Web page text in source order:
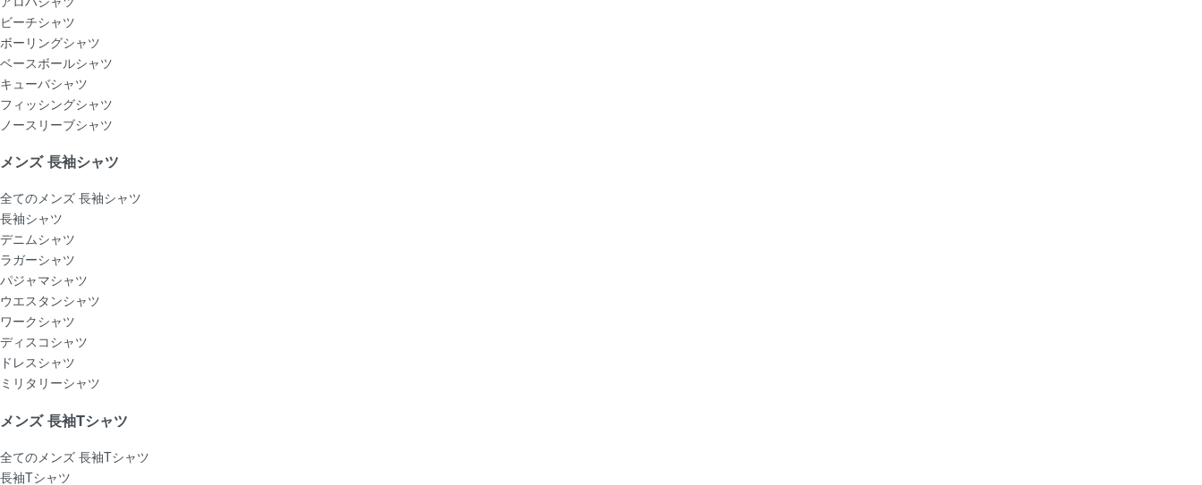
ビーチシャツ
ボーリングシャツ
ベースボールシャツ
キューバシャツ
フィッシングシャツ
ノースリーブシャツ
メンズ 長袖シャツ
全てのメンズ 長袖シャツ
長袖シャツ
デニムシャツ
ラガーシャツ
パジャマシャツ
ウエスタンシャツ
ワークシャツ
ディスコシャツ
ドレスシャツ
ミリタリーシャツ
メンズ 長袖Tシャツ
全てのメンズ 長袖Tシャツ
長袖Tシャツ